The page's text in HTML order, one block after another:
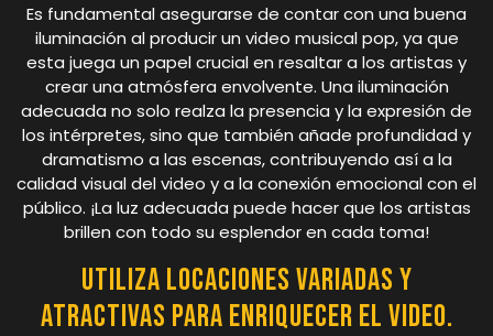
Es fundamental asegurarse de contar con una buena
iluminación al producir un video musical pop, ya que
esta juega un papel crucial en resaltar a los artistas y
crear una atmósfera envolvente. Una iluminación
adecuada no solo realza la presencia y la expresión de
los intérpretes, sino que también añade profundidad y
dramatismo a las escenas, contribuyendo así a la
calidad visual del video y a la conexión emocional con el
público. ¡La luz adecuada puede hacer que los artistas
brillen con todo su esplendor en cada toma!
Utiliza locaciones variadas y
atractivas para enriquecer el video.